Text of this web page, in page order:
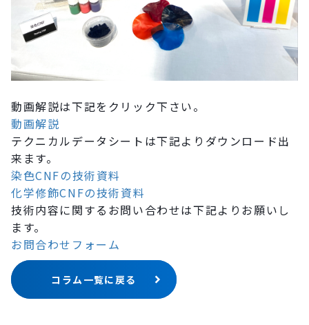
動画解説は下記をクリック下さい。
動画解説
テクニカルデータシートは下記よりダウンロード出
来ます。
染色CNFの技術資料
化学修飾CNFの技術資料
技術内容に関するお問い合わせは下記よりお願いし
ます。
お問合わせフォーム
コラム一覧に戻る